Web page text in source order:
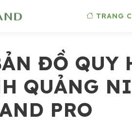
TRANG
ĐỒ QUY
QUẢNG
PRO